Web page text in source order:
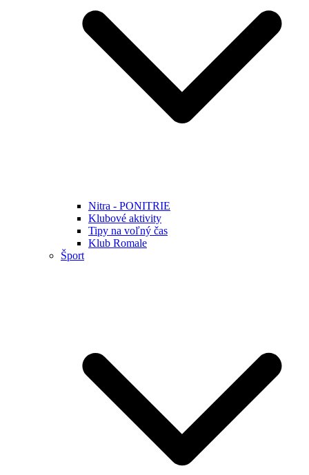
Nitra - PONITRIE
Klubové aktivity
Tipy na voľný čas
Klub Romale
Šport